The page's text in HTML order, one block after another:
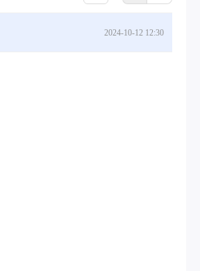
2024-10-12 12:30